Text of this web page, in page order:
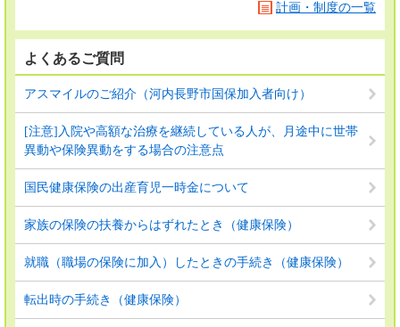
計画・制度の一覧
よくあるご質問
アスマイルのご紹介（河内長野市国保加入者向け）
[注意]入院や高額な治療を継続している人が、月途中に世帯
異動や保険異動をする場合の注意点
国民健康保険の出産育児一時金について
家族の保険の扶養からはずれたとき（健康保険）
就職（職場の保険に加入）したときの手続き（健康保険）
転出時の手続き（健康保険）